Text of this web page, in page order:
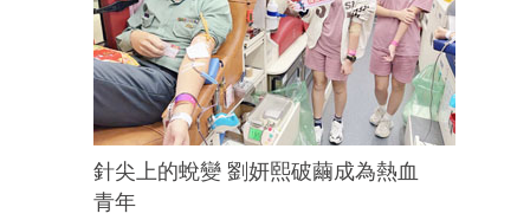
針尖上的蛻變 劉妍熙破繭成為熱血
青年